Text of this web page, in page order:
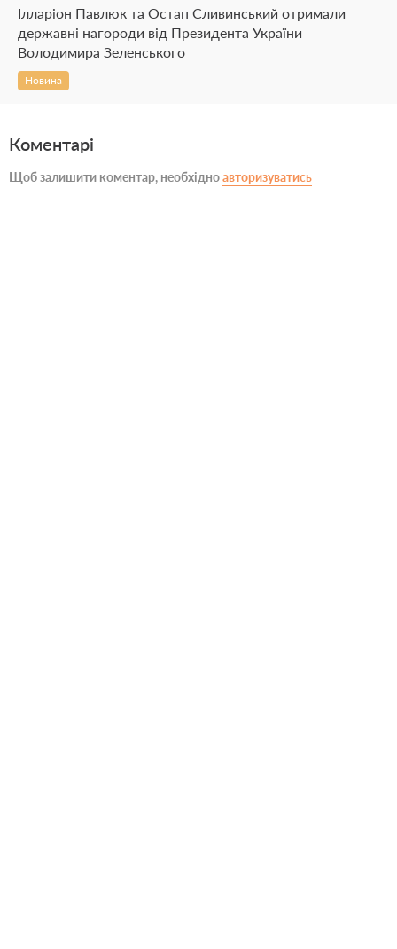
Ілларіон Павлюк та Остап Сливинський отримали
державні нагороди від Президента України
Володимира Зеленського
Новина
Коментарі
Щоб залишити коментар, необхідноавторизуватись